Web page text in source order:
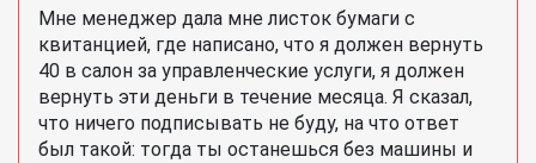
Мне менеджер дала мне листок бумаги с
квитанцией, где написано, что я должен вернуть
40 в салон за управленческие услуги, я должен
вернуть эти деньги в течение месяца. Я сказал,
что ничего подписывать не буду, на что ответ
был такой: тогда ты останешься без машины и